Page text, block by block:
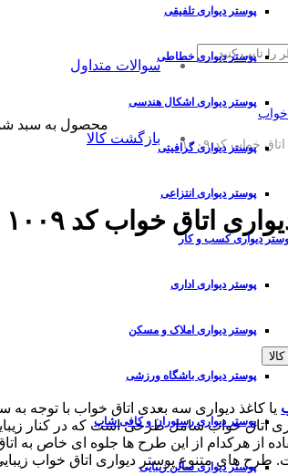
سوالات متداول
بازگشت کالا
پوستر دیواری تلفیقی
پوستر دیواری خطاطی
پوستر دیواری اشکال هندسی
پوستر دیواری گرافیتی
پوستر دیواری انتزاعی
دیواری کسب و کار
پوستر دیواری اداری
پوستر دیواری املاک و مسکن
پوستر دیواری باشگاه ورزشی
پوستر دیواری رستوران و کافی شاپ
پوستر دیواری سالن زیبایی
محصول به سبد
خواب
خواب کد ۱۰۰۹
اتاق خواب کد ۱۰۰۹
یا کاغذ دیواری سه بعدی اتاق خواب با توجه
اتاق خواب شامل طرحی است که در کنار
از هرکدام از این طرح ها جلوه ای خاص به
های متنوع پوستر دیواری اتاق خواب